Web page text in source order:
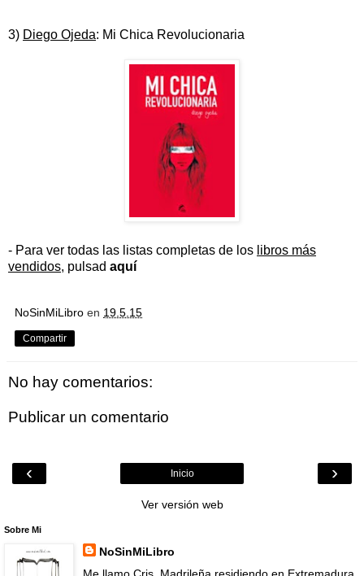
3) Diego Ojeda: Mi Chica Revolucionaria
- Para ver todas las listas completas de los libros más
vendidos, pulsad aquí
NoSinMiLibro en 19.5.15
Compartir
No hay comentarios:
Publicar un comentario
‹ ›
Inicio
Ver versión web
Sobre Mi
NoSinMiLibro